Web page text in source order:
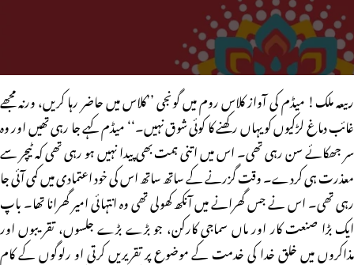
ربیعہ ملک! میڈم کی آواز کلاس روم میں گونجی ’’کلاس میں حاضر رہا کریں، ورنہ مجھے
غائب دماغ لڑکیوں کو یہاں رکھنے کا کوئی شوق نہیں۔‘‘ میڈم کہے جا رہی تھیں اور وہ
سر جھکائے سن رہی تھی۔ اس میں اتنی ہمت بھی پیدا نہیں ہو رہی تھی کہ ٹیچر سے
معذرت ہی کردے۔ وقت گزرنے کے ساتھ ساتھ اس کی خود اعتمادی میں کمی آئی جا
رہی تھی۔ اس نے جس گھرانے میں آنکھ کھولی تھی وہ انتہائی امیر گھرانا تھا۔ باپ
ایک بڑا صنعت کار اور ماں سماجی کارکن، جو بڑے بڑے جلسوں، تقریبوں اور
مذاکروں میں خلق خدا کی خدمت کے موضوع پر تقریریں کرتی او رلوگوں کے کام